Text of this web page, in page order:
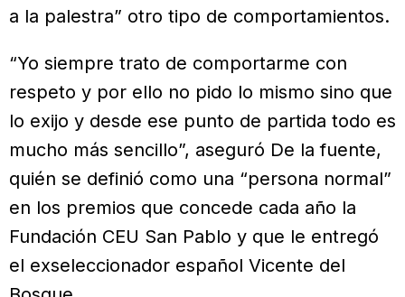
a la palestra” otro tipo de comportamientos.
“Yo siempre trato de comportarme con
respeto y por ello no pido lo mismo sino que
lo exijo y desde ese punto de partida todo es
mucho más sencillo”, aseguró De la fuente,
quién se definió como una “persona normal”
en los premios que concede cada año la
Fundación CEU San Pablo y que le entregó
el exseleccionador español Vicente del